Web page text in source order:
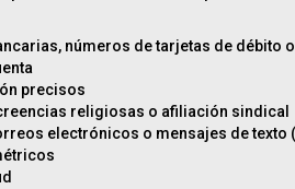
números de tarjetas de
precisos
religiosas o afiliación sindical
electrónicos o mensajes de